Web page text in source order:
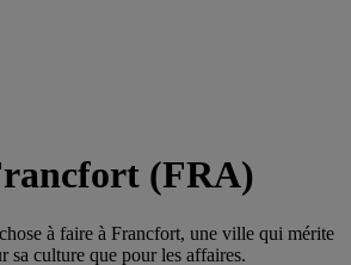
(FRA)
à faire à Francfort, une ville qui mérite
sa culture que pour les affaires.